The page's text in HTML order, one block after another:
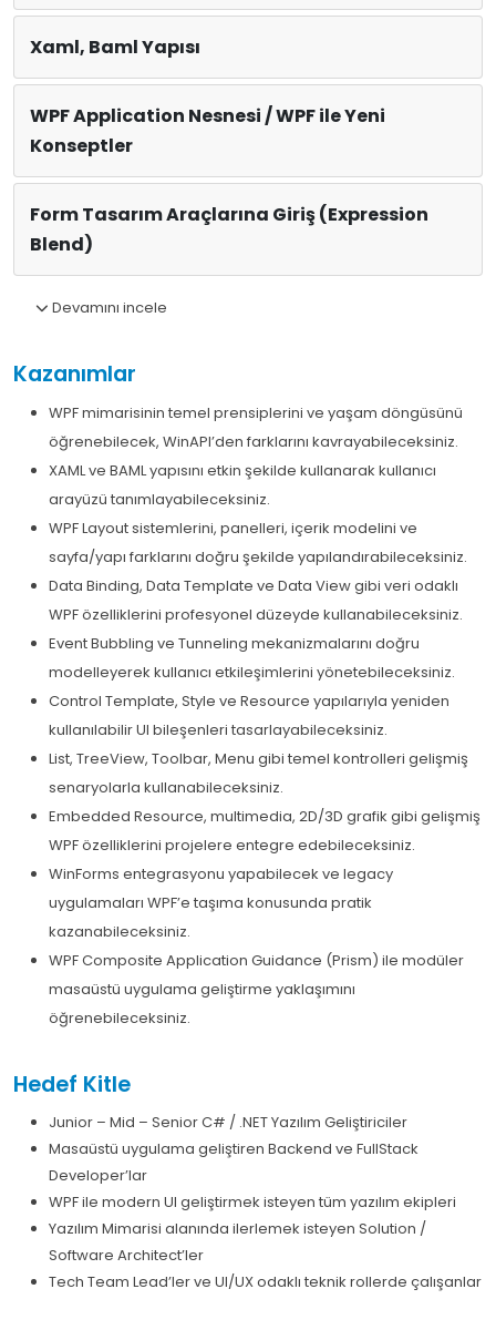
Xaml, Baml Yapısı
WPF Application Nesnesi / WPF ile Yeni
Konseptler
Form Tasarım Araçlarına Giriş (Expression
Blend)
Devamını incele
Kazanımlar
WPF mimarisinin temel prensiplerini ve yaşam döngüsünü
öğrenebilecek, WinAPI’den farklarını kavrayabileceksiniz.
XAML ve BAML yapısını etkin şekilde kullanarak kullanıcı
arayüzü tanımlayabileceksiniz.
WPF Layout sistemlerini, panelleri, içerik modelini ve
sayfa/yapı farklarını doğru şekilde yapılandırabileceksiniz.
Data Binding, Data Template ve Data View gibi veri odaklı
WPF özelliklerini profesyonel düzeyde kullanabileceksiniz.
Event Bubbling ve Tunneling mekanizmalarını doğru
modelleyerek kullanıcı etkileşimlerini yönetebileceksiniz.
Control Template, Style ve Resource yapılarıyla yeniden
kullanılabilir UI bileşenleri tasarlayabileceksiniz.
List, TreeView, Toolbar, Menu gibi temel kontrolleri gelişmiş
senaryolarla kullanabileceksiniz.
Embedded Resource, multimedia, 2D/3D grafik gibi gelişmiş
WPF özelliklerini projelere entegre edebileceksiniz.
WinForms entegrasyonu yapabilecek ve legacy
uygulamaları WPF’e taşıma konusunda pratik
kazanabileceksiniz.
WPF Composite Application Guidance (Prism) ile modüler
masaüstü uygulama geliştirme yaklaşımını
öğrenebileceksiniz.
Hedef Kitle
Junior – Mid – Senior C# / .NET Yazılım Geliştiriciler
Masaüstü uygulama geliştiren Backend ve FullStack
Developer’lar
WPF ile modern UI geliştirmek isteyen tüm yazılım ekipleri
Yazılım Mimarisi alanında ilerlemek isteyen Solution /
Software Architect’ler
Tech Team Lead’ler ve UI/UX odaklı teknik rollerde çalışanlar